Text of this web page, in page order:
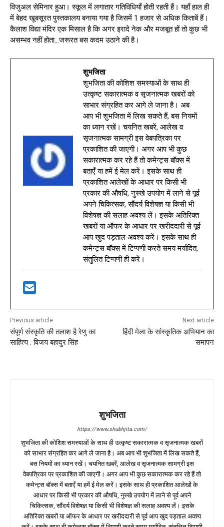
विजुअल सेमिनार हुआ। स्कूल में लगातार गतिविधियाँ होती रहती हैं। यहाँ हाल ही
में बेहद खूबसूरत पुस्तकालय बनाया गया है जिसमें 1 हजार से अधिक किताबें हैं।
कैलाश विद्या मंदिर एक मिसाल है कि अगर इरादे नेक और मजबूत हों तो कुछ भी
असम्भव नहीं होता…जरूरत बस कदम उठाने की है।
शुभजिता
शुभजिता की कोशिश समस्याओं के साथ ही
उत्कृष्ट सकारात्मक व सृजनात्मक खबरों को
साभार संग्रहित कर आगे ले जाना है। अब
आप भी शुभजिता में लिख सकते हैं, बस नियमों
का ध्यान रखें। चयनित खबरें, आलेख व
सृजनात्मक सामग्री इस वेबपत्रिका पर
प्रकाशित की जाएगी। अगर आप भी कुछ
सकारात्मक कर रहे हैं तो कमेन्ट्स बॉक्स में
बताएँ या हमें ई मेल करें। इसके साथ ही
प्रकाशित आलेखों के आधार पर किसी भी
प्रकार की औषधि, नुस्खे उपयोग में लाने से पूर्व
अपने चिकित्सक, सौंदर्य विशेषज्ञ या किसी भी
विशेषज्ञ की सलाह अवश्य लें। इसके अतिरिक्त
खबरों या ऑफर के आधार पर खरीददारी से पूर्व
आप खुद पड़ताल अवश्य करें। इसके साथ ही
कमेन्ट्स बॉक्स में टिप्पणी करते समय मर्यादित,
संतुलित टिप्पणी ही करें।
Previous article
संपूर्ण संस्कृति की तलाश है रेणु का
साहित्य : विजय बहादुर सिंह
Next article
हिंदी मेला के सांस्कृतिक अभियान का
समापन
शुभजिता
https://www.shubhjita.com/
शुभजिता की कोशिश समस्याओं के साथ ही उत्कृष्ट सकारात्मक व सृजनात्मक खबरों
को साभार संग्रहित कर आगे ले जाना है। अब आप भी शुभजिता में लिख सकते हैं,
बस नियमों का ध्यान रखें। चयनित खबरें, आलेख व सृजनात्मक सामग्री इस
वेबपत्रिका पर प्रकाशित की जाएगी। अगर आप भी कुछ सकारात्मक कर रहे हैं तो
कमेन्ट्स बॉक्स में बताएँ या हमें ई मेल करें। इसके साथ ही प्रकाशित आलेखों के
आधार पर किसी भी प्रकार की औषधि, नुस्खे उपयोग में लाने से पूर्व अपने
चिकित्सक, सौंदर्य विशेषज्ञ या किसी भी विशेषज्ञ की सलाह अवश्य लें। इसके
अतिरिक्त खबरों या ऑफर के आधार पर खरीददारी से पूर्व आप खुद पड़ताल अवश्य